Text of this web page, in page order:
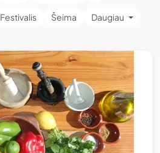
Festivalis Šeima Daugiau